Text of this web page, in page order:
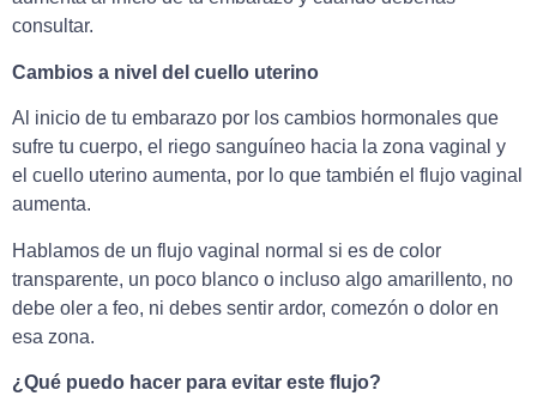
consultar.
Cambios a nivel del cuello uterino
Al inicio de tu embarazo por los cambios hormonales que
sufre tu cuerpo, el riego sanguíneo hacia la zona vaginal y
el cuello uterino aumenta, por lo que también el flujo vaginal
aumenta.
Hablamos de un flujo vaginal normal si es de color
transparente, un poco blanco o incluso algo amarillento, no
debe oler a feo, ni debes sentir ardor, comezón o dolor en
esa zona.
¿Qué puedo hacer para evitar este flujo?